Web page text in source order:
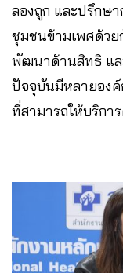
ลองถูก และปรึกษ
ชุมชนข้ามเพศด้วย
พัฒนาด้านสิทธิ แล
ปัจจุบันมีหลายอง
ที่สามารถให้บริกา